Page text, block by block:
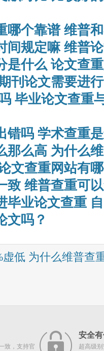
哪个靠谱 维普
间规定嘛 维普
是什么 论文查
刊论文需要进
毕业论文查重
错吗 学术查重
那么高 为什么
文查重网站有
致 维普查重可
毕业论文查重
文吗？
虚低 为什么维普查
致，支持官
安全
超高级